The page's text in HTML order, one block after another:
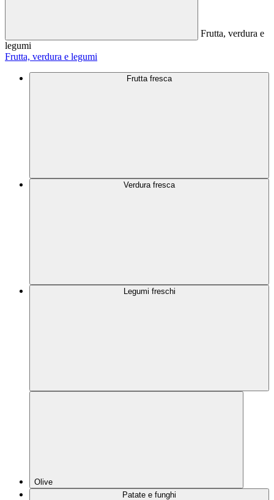
Frutta, verdura e
legumi
Frutta, verdura e legumi
Frutta fresca
Verdura fresca
Legumi freschi
Olive
Patate e funghi